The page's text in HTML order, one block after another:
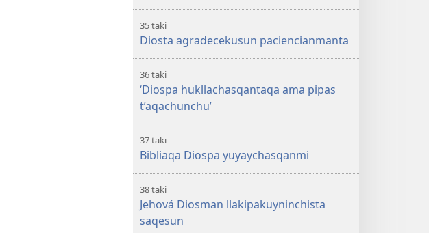
35 taki
Diosta agradecekusun paciencianmanta
36 taki
‘Diospa hukllachasqantaqa ama pipas
t’aqachunchu’
37 taki
Bibliaqa Diospa yuyaychasqanmi
38 taki
Jehová Diosman llakipakuyninchista
saqesun